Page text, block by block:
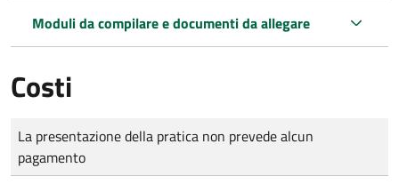
Moduli da compilare e documenti da allegare
Costi
Tipo di pagamento
Importo
La presentazione della pratica non prevede alcun
pagamento